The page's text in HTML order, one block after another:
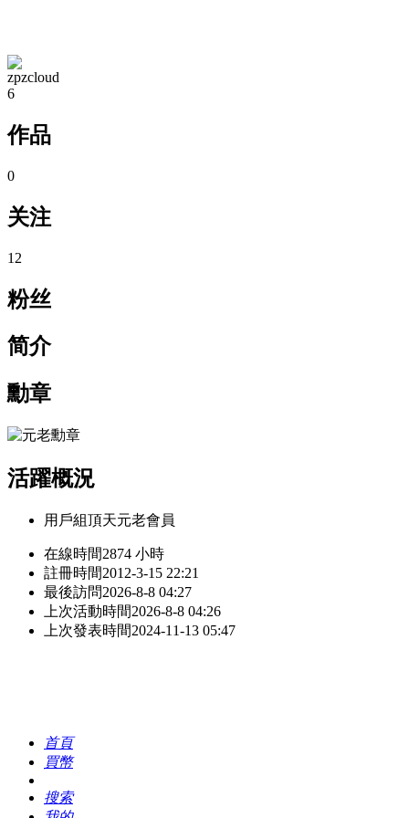
zpzcloud
6
作品
0
关注
12
粉丝
简介
勳章
活躍概況
用戶組頂天元老會員
在線時間2874 小時
註冊時間2012-3-15 22:21
最後訪問2026-8-8 04:27
上次活動時間2026-8-8 04:26
上次發表時間2024-11-13 05:47
首頁
買幣
搜索